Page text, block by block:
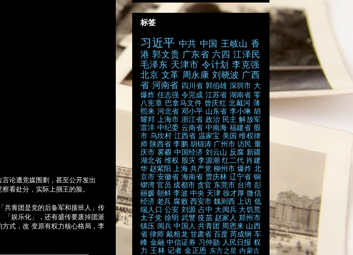
论遭党媒围剿，甚至公开发出
看处分，实际上掴王的脸。
共青团是党的后备军和接班人」传
「娱乐化」，还有盛传要废掉团派
式，改 变原有权力核心格局，李
标签
习近平 中共 中国 王岐山 香
港 郭文贵 广东省 六四 江泽民
毛泽东 天津市 令计划 李克强
北京 文革 周永康 刘晓波 广西
省 河南省 四川省 郭伯雄 深圳市 大
爆炸 任志强 令完成 江苏省 湖南省 零
八宪章 巴拿马文件 曾庆红 北戴河 薄
熙来 河北省 邓小平 山东省 李小琳 胡
耀邦
上海市 浙江省 政治 民主 解放军
雷洋 中纪委 云南省 中南海 福建省 股
市 乌坎村 江西省 温家宝 美国 维权律
师 陕西省 李鹏 胡锦涛 广州市 访民 重
庆市 雾霾 中国经济 刘云山 反腐 新疆
湖北省 维权 股灾 李源潮 红二代 肖建
华 赵紫阳 上海 共产党 柳州市 爆炸 北
京市 安徽省 海南省 贾庆林 辽宁省 铜
锣湾 官员 成都市 贪官 东莞市 台湾 彭
丽媛 朝鲜 李波 中央 天津 徐才厚 微信
经济 老兵 腐败 西安市 魏则西 上访 低
端人口 公安 刘源 占中 大阅兵 大饥荒
太子党 徐明 武警 疫苗 赵家人 郑州市
镇压 阅兵 中国人 共青团 周恩来 山西
省 律师 戴相龙 甘肃省 百度 芮成钢 车
峰 金融 中信证券 习仲勋 人民日报 权
力 王林 记者 金正恩 东方之星 内蒙古